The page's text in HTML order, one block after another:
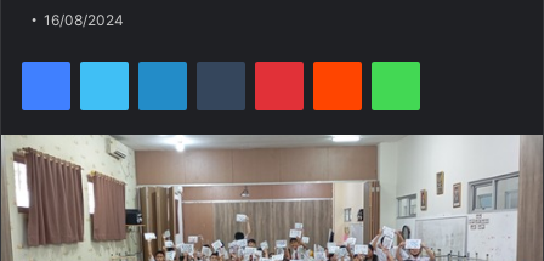
16/08/2024